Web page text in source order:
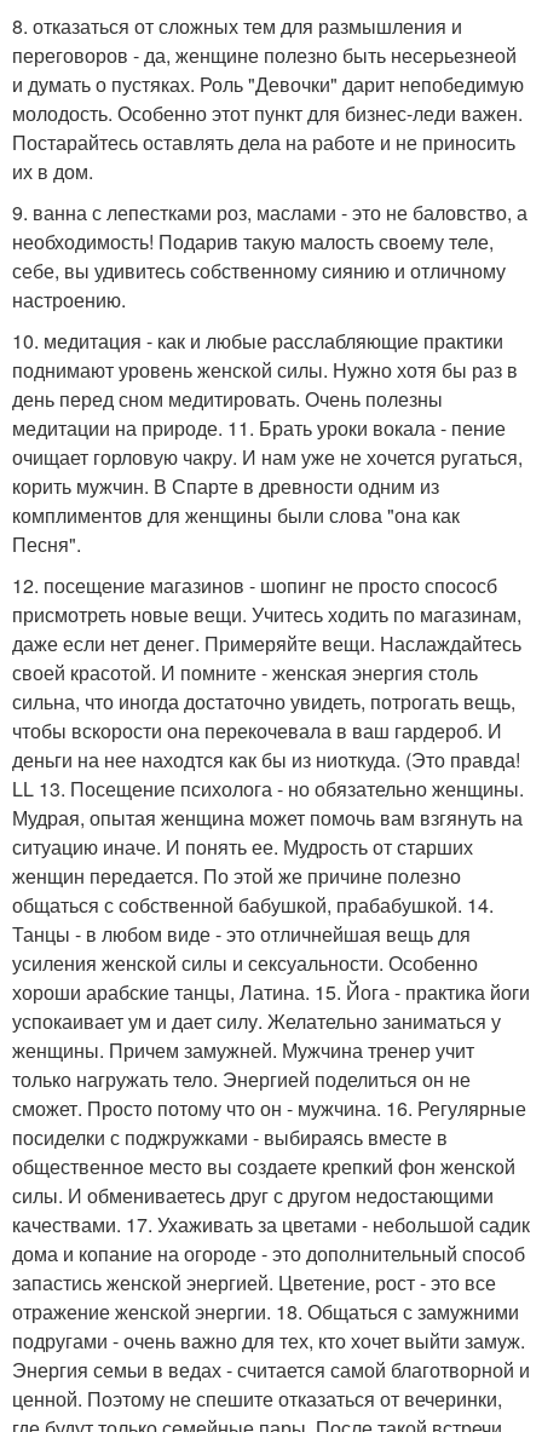
8. отказаться от сложных тем для размышления и
переговоров - да, женщине полезно быть несерьезнеой
и думать о пустяках. Роль "Девочки" дарит непобедимую
молодость. Особенно этот пункт для бизнес-леди важен.
Постарайтесь оставлять дела на работе и не приносить
их в дом.
9. ванна с лепестками роз, маслами - это не баловство, а
необходимость! Подарив такую малость своему теле,
себе, вы удивитесь собственному сиянию и отличному
настроению.
10. медитация - как и любые расслабляющие практики
поднимают уровень женской силы. Нужно хотя бы раз в
день перед сном медитировать. Очень полезны
медитации на природе. 11. Брать уроки вокала - пение
очищает горловую чакру. И нам уже не хочется ругаться,
корить мужчин. В Спарте в древности одним из
комплиментов для женщины были слова "она как
Песня".
12. посещение магазинов - шопинг не просто спососб
присмотреть новые вещи. Учитесь ходить по магазинам,
даже если нет денег. Примеряйте вещи. Наслаждайтесь
своей красотой. И помните - женская энергия столь
сильна, что иногда достаточно увидеть, потрогать вещь,
чтобы вскорости она перекочевала в ваш гардероб. И
деньги на нее находтся как бы из ниоткуда. (Это правда!
LL 13. Посещение психолога - но обязательно женщины.
Мудрая, опытая женщина может помочь вам взгянуть на
ситуацию иначе. И понять ее. Мудрость от старших
женщин передается. По этой же причине полезно
общаться с собственной бабушкой, прабабушкой. 14.
Танцы - в любом виде - это отличнейшая вещь для
усиления женской силы и сексуальности. Особенно
хороши арабские танцы, Латина. 15. Йога - практика йоги
успокаивает ум и дает силу. Желательно заниматься у
женщины. Причем замужней. Мужчина тренер учит
только нагружать тело. Энергией поделиться он не
сможет. Просто потому что он - мужчина. 16. Регулярные
посиделки с поджружками - выбираясь вместе в
общественное место вы создаете крепкий фон женской
силы. И обмениваетесь друг с другом недостающими
качествами. 17. Ухаживать за цветами - небольшой садик
дома и копание на огороде - это дополнительный способ
запастись женской энергией. Цветение, рост - это все
отражение женской энергии. 18. Общаться с замужними
подругами - очень важно для тех, кто хочет выйти замуж.
Энергия семьи в ведах - считается самой благотворной и
ценной. Поэтому не спешите отказаться от вечеринки,